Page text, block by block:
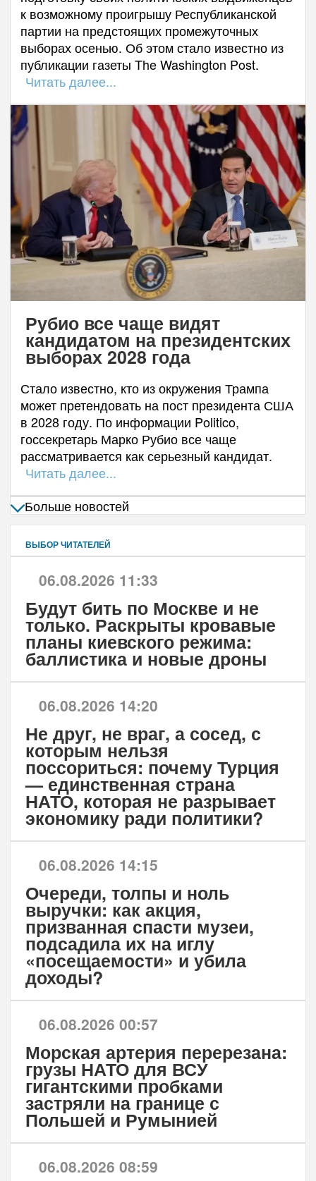
к возможному проигрышу Республиканской
партии на предстоящих промежуточных
выборах осенью. Об этом стало известно из
публикации газеты The Washington Post.
Читать далее...
Рубио все чаще видят
кандидатом на президентских
выборах 2028 года
Стало известно, кто из окружения Трампа
может претендовать на пост президента США
в 2028 году. По информации Politico,
госсекретарь Марко Рубио все чаще
рассматривается как серьезный кандидат.
Читать далее...
Больше новостей
ВЫБОР ЧИТАТЕЛЕЙ
06.08.2026 11:33
Будут бить по Москве и не
только. Раскрыты кровавые
планы киевского режима:
баллистика и новые дроны
06.08.2026 14:20
Не друг, не враг, а сосед, с
которым нельзя
поссориться: почему Турция
— единственная страна
НАТО, которая не разрывает
экономику ради политики?
06.08.2026 14:15
Очереди, толпы и ноль
выручки: как акция,
призванная спасти музеи,
подсадила их на иглу
«посещаемости» и убила
доходы?
06.08.2026 00:57
Морская артерия перерезана:
грузы НАТО для ВСУ
гигантскими пробками
застряли на границе с
Польшей и Румынией
06.08.2026 08:59